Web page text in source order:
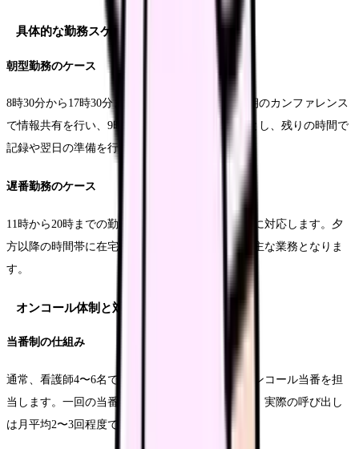
具体的な勤務スケジュール
朝型勤務のケース
8時30分から17時30分までの勤務が一般的です。朝のカンファレンス
で情報共有を行い、9時から16時までを訪問時間とし、残りの時間で
記録や翌日の準備を行います。
遅番勤務のケース
11時から20時までの勤務で、午後からの訪問診療に対応します。夕
方以降の時間帯に在宅される患者さんへの対応が主な業務となりま
す。
オンコール体制と対応
当番制の仕組み
通常、看護師4〜6名でチームを組み、輪番制でオンコール当番を担
当します。一回の当番は24時間体制となりますが、実際の呼び出し
は月平均2〜3回程度です。